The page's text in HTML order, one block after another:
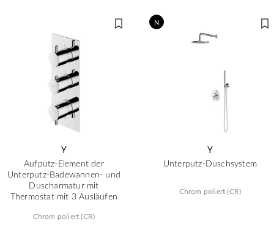
Y
Aufputz-Element der
Unterputz-Badewannen- und
Duscharmatur mit
Thermostat mit 3 Ausläufen
Chrom poliert (CR)
N
Y
Unterputz-Duschsystem
Chrom poliert (CR)